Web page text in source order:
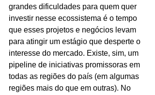
grandes dificuldades para quem quer
investir nesse ecossistema é o tempo
que esses projetos e negócios levam
para atingir um estágio que desperte o
interesse do mercado. Existe, sim, um
pipeline de iniciativas promissoras em
todas as regiões do país (em algumas
regiões mais do que em outras). No